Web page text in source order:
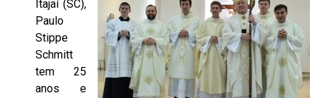
Itajaí (SC),
Paulo
Stippe
Schmitt
tem 25
anos e